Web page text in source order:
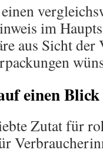
im
aus Sicht der
einen
Zutat für